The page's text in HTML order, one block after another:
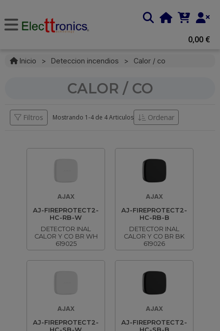
0,00 €
Inicio > Deteccion incendios > Calor / co
CALOR / CO
Filtros Mostrando 1-4 de 4 Articulos Ordenar
AJAX
AJ-FIREPROTECT2-
HC-RB-W
DETECTOR INAL
CALOR Y CO BR WH
619025
AJAX
AJ-FIREPROTECT2-
HC-RB-B
DETECTOR INAL
CALOR Y CO BR BK
619026
AJAX
AJ-FIREPROTECT2-
AJAX
AJ-FIREPROTECT2-